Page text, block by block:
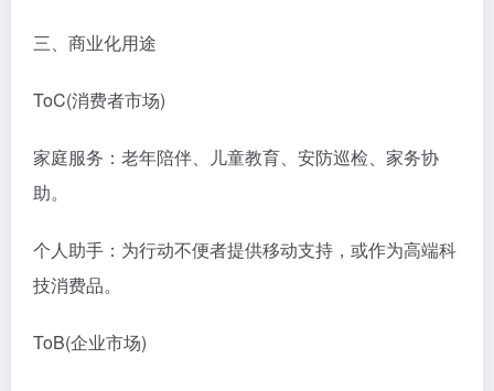
三、商业化用途
ToC(消费者市场)​
家庭服务：老年陪伴、儿童教育、安防巡检、家务协
助。
个人助手：为行动不便者提供移动支持，或作为高端科
技消费品。
ToB(企业市场)​